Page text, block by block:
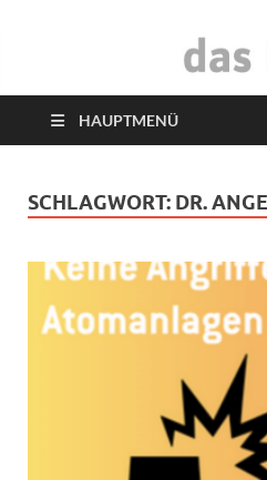
das
HAUPTMENÜ
SCHLAGWORT: DR.